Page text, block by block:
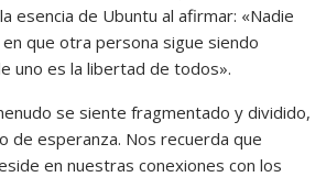
esencia de Ubuntu al afirmar: «Nadie
que otra persona sigue siendo
uno es la libertad de todos».
se siente fragmentado y dividido,
de esperanza. Nos recuerda que
en nuestras conexiones con los